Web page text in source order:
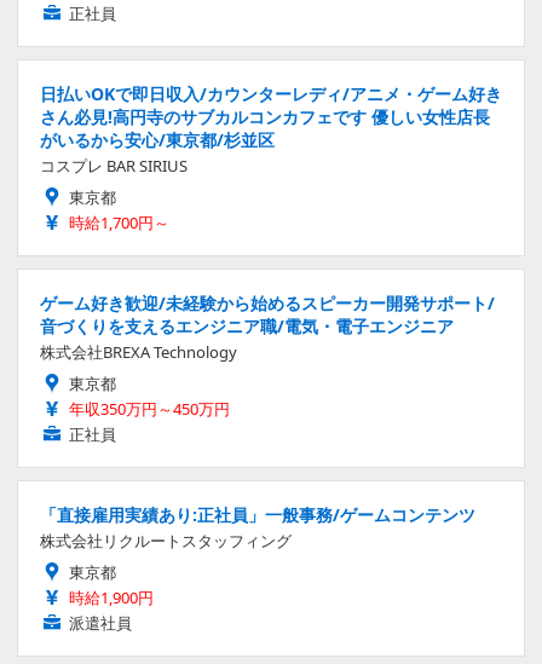
正社員
日払いOKで即日収入/カウンターレディ/アニメ・ゲーム好き
さん必見!高円寺のサブカルコンカフェです 優しい女性店長
がいるから安心/東京都/杉並区
コスプレ BAR SIRIUS
東京都
時給1,700円～
ゲーム好き歓迎/未経験から始めるスピーカー開発サポート/
音づくりを支えるエンジニア職/電気・電子エンジニア
株式会社BREXA Technology
東京都
年収350万円～450万円
正社員
「直接雇用実績あり:正社員」一般事務/ゲームコンテンツ
株式会社リクルートスタッフィング
東京都
時給1,900円
派遣社員